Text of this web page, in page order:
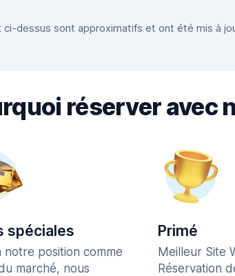
ci-dessus sont approximatifs et ont été mis à
réserver avec
spéciales
notre position comme
marché, nous
Primé
Meilleur Site
Réservation